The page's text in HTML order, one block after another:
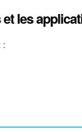
les
: